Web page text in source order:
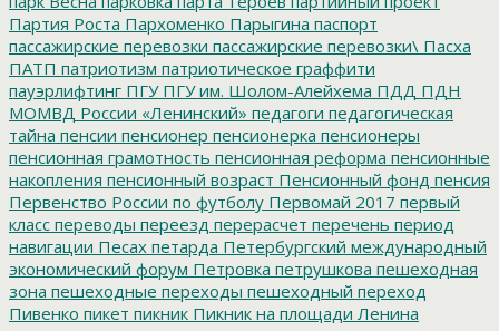
Партия Роста Пархоменко Парыгина паспорт
пассажирские перевозки пассажирские перевозки\ Пасха
ПАТП патриотизм патриотическое граффити
пауэрлифтинг ПГУПГУ им. Шолом-Алейхема ПДД ПДН
МОМВД России «Ленинский» педагоги педагогическая
тайна пенсии пенсионер пенсионерка пенсионеры
пенсионная грамотность пенсионная реформа пенсионные
накопления пенсионный возраст Пенсионный фонд пенсия
Первенство России по футболу Первомай 2017 первый
класс переводы переезд перерасчет перечень период
навигации Песах петарда Петербургский международный
экономический форум Петровка петрушкова пешеходная
зона пешеходные переходы пешеходный переход
Пивенко пикет пикник Пикник на площади Ленина